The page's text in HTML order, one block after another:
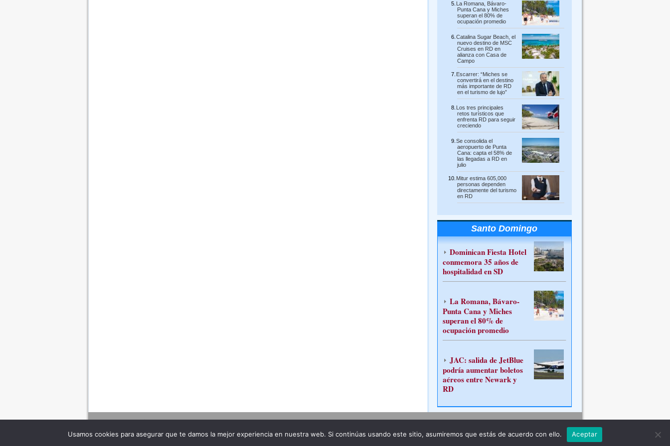
La Romana, Bávaro-
Punta Cana y Miches
superan el 80% de
ocupación promedio
Catalina Sugar Beach, el
nuevo destino de MSC
Cruises en RD en
alianza con Casa de
Campo
Escarrer: “Miches se
convertirá en el destino
más importante de RD
en el turismo de lujo”
Los tres principales
retos turísticos que
enfrenta RD para seguir
creciendo
Se consolida el
aeropuerto de Punta
Cana: capta el 58% de
las llegadas a RD en
julio
Mitur estima 605,000
personas dependen
directamente del turismo
en RD
Santo Domingo
Dominican Fiesta Hotel
conmemora 35 años de
hospitalidad en SD
La Romana, Bávaro-
Punta Cana y Miches
superan el 80% de
ocupación promedio
JAC: salida de JetBlue
podría aumentar boletos
aéreos entre Newark y
RD
Usamos cookies para asegurar que te damos la mejor experiencia en nuestra web. Si continúas usando este sitio, asumiremos que estás de acuerdo con ello. Aceptar